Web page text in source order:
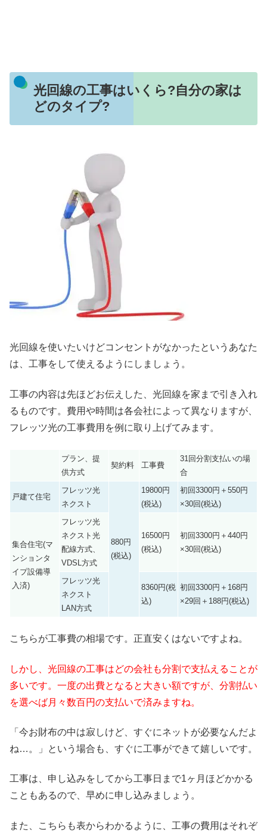
光回線の工事はいくら?自分の家は
どのタイプ?
光回線を使いたいけどコンセントがなかったというあなた
は、工事をして使えるようにしましょう。
工事の内容は先ほどお伝えした、光回線を家まで引き入れ
るものです。費用や時間は各会社によって異なりますが、
フレッツ光の工事費用を例に取り上げてみます。
プラン、提
供方式
契約料 工事費
31回分割支払いの場
合
戸建て住宅
フレッツ光
ネクスト
880円
(税込)
19800円
(税込)
初回3300円＋550円
×30回(税込)
集合住宅(マ
ンションタ
イプ設備導
入済)
フレッツ光
ネクスト光
配線方式、
VDSL方式
16500円
(税込)
初回3300円＋440円
×30回(税込)
フレッツ光
ネクスト
LAN方式
8360円(税
込)
初回3300円＋168円
×29回＋188円(税込)
こちらが工事費の相場です。正直安くはないですよね。
しかし、光回線の工事はどの会社も分割で支払えることが
多いです。一度の出費となると大きい額ですが、分割払い
を選べば月々数百円の支払いで済みますね。
「今お財布の中は寂しけど、すぐにネットが必要なんだよ
ね…。」という場合も、すぐに工事ができて嬉しいです。
工事は、申し込みをしてから工事日まで1ヶ月ほどかかる
こともあるので、早めに申し込みましょう。
また、こちらも表からわかるように、工事の費用はそれぞ